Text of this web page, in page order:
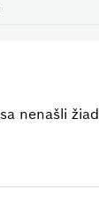
nenašli